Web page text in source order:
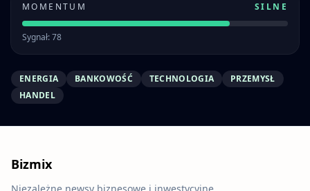
MOMENTUM SILNE
Sygnał: 78
ENERGIA BANKOWOŚĆ TECHNOLOGIA
PRZEMYSŁ
HANDEL
Bizmix